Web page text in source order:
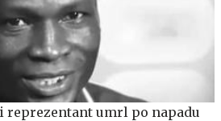
reprezentant umrl po napadu